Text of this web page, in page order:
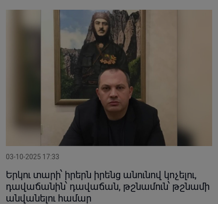
03-10-2025 17:33
Երկու տարի՝ իրերն իրենց անունով կոչելու,
դավաճանին՝ դավաճան, թշնամուն՝ թշնամի
անվանելու համար